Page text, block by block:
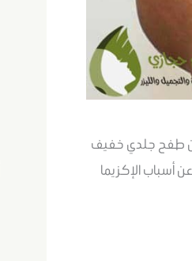
من طفح جلدي خفيف
أسباب الإكزيما